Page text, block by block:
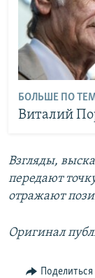
БОЛЬШЕ ПО
Виталий
Взгляды,
передают
отражают
Оригинал
Поделиться